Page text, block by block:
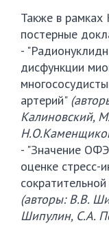
Также в рамках
постерные
-
дисфункции
артерий"
Калиновский,
- "Значение
оценке стресс-
(авторы: В.В.
Шипулин, С.А.